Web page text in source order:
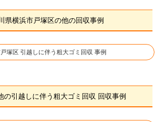
県横浜市戸塚区の他の回収事例
塚区 引越しに伴う粗大ゴミ回収 事例
の引越しに伴う粗大ゴミ回収 回収事例